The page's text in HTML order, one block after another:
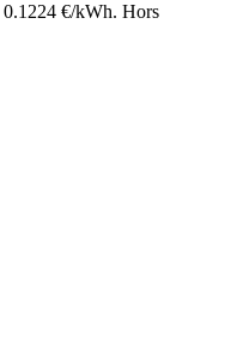
0.1224 €/kWh. Hors